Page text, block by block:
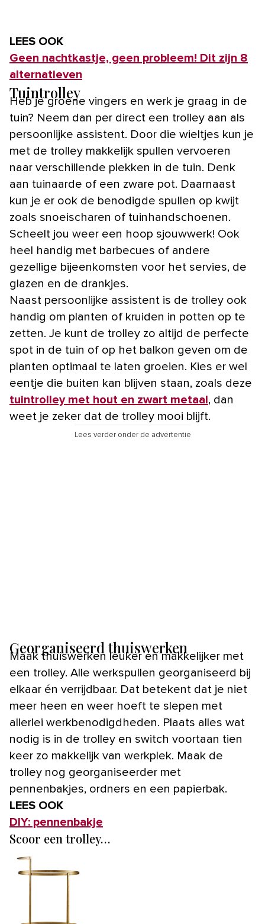
LEES OOK
Geen nachtkastje, geen probleem! Dit zijn 8
alternatieven
Tuintrolley
Heb je groene vingers en werk je graag in de
tuin? Neem dan per direct een trolley aan als
persoonlijke assistent. Door die wieltjes kun je
met de trolley makkelijk spullen vervoeren
naar verschillende plekken in de tuin. Denk
aan tuinaarde of een zware pot. Daarnaast
kun je er ook de benodigde spullen op kwijt
zoals snoeischaren of tuinhandschoenen.
Scheelt jou weer een hoop sjouwwerk! Ook
heel handig met barbecues of andere
gezellige bijeenkomsten voor het servies, de
glazen en de drankjes.
Naast persoonlijke assistent is de trolley ook
handig om planten of kruiden in potten op te
zetten. Je kunt de trolley zo altijd de perfecte
spot in de tuin of op het balkon geven om de
planten optimaal te laten groeien. Kies er wel
eentje die buiten kan blijven staan, zoals deze
tuintrolley met hout en zwart metaal, dan
weet je zeker dat de trolley mooi blijft.
Lees verder onder de advertentie
Georganiseerd thuiswerken
Maak thuiswerken leuker en makkelijker met
een trolley. Alle werkspullen georganiseerd bij
elkaar én verrijdbaar. Dat betekent dat je niet
meer heen en weer hoeft te slepen met
allerlei werkbenodigdheden. Plaats alles wat
nodig is in de trolley en switch voortaan tien
keer zo makkelijk van werkplek. Maak de
trolley nog georganiseerder met
pennenbakjes, ordners en een papierbak.
LEES OOK
DIY: pennenbakje
Scoor een trolley…